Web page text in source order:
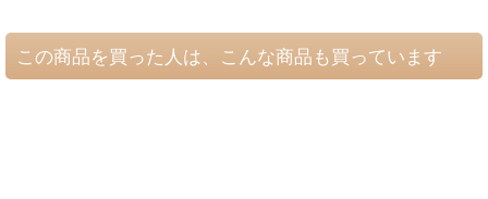
この商品を買った人は、こんな商品も買っています